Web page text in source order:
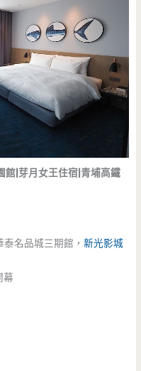
館|芽月女王住宿|青埔高鐵
泰名品城三期館，新光影城
幕